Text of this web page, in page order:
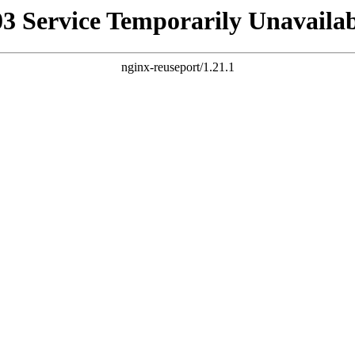
Service Temporarily
nginx-reuseport/1.21.1